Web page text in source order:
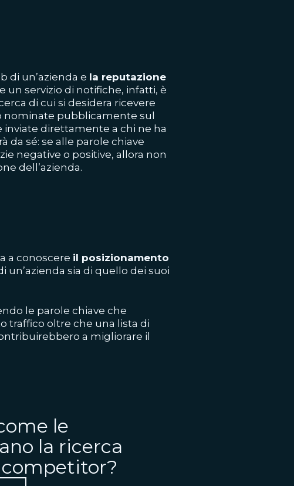
di un’azienda e la reputazione
un servizio di notifiche, infatti, è
di cui si desidera ricevere
nominate pubblicamente sul
inviate direttamente a chi ne ha
da sé: se alle parole chiave
negative o positive, allora non
dell’azienda.
a conoscere il posizionamento
un’azienda sia di quello dei suoi
le parole chiave che
traffico oltre che una lista di
a migliorare il
le
la ricerca